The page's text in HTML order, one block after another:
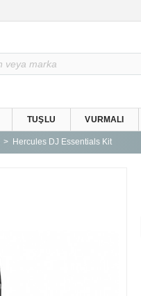
TUŞLU VURMALI
Hercules DJ Essentials Kit